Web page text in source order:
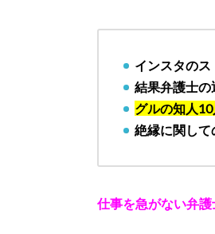
インスタの
結果弁護士
グルの知人
絶縁に関して
仕事を急がない弁